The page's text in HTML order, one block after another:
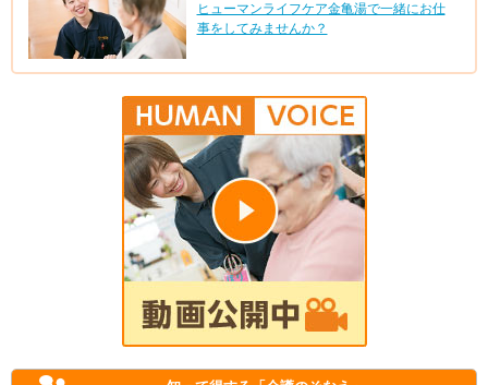
ヒューマンライフケア金亀湯で一緒にお仕
事をしてみませんか？